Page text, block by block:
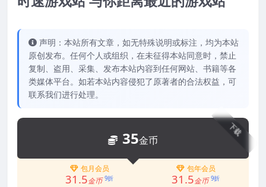
声明：本站所有文章，如无特殊说明或标注，均为本站
原创发布。任何个人或组织，在未征得本站同意时，禁止
复制、盗用、采集、发布本站内容到任何网站、书籍等各
类媒体平台。如若本站内容侵犯了原著者的合法权益，可
联系我们进行处理。
下载
35金币
包月会员
31.5金币 9折
包年会员
31.5金币 9折